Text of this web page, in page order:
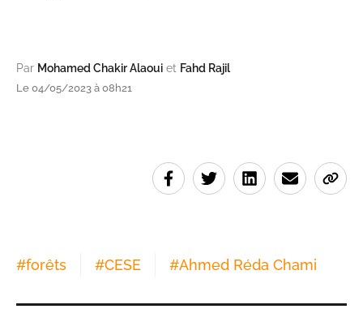
Par Mohamed Chakir Alaoui et Fahd Rajil
Le 04/05/2023 à 08h21
#forêts #CESE #Ahmed Réda Chami